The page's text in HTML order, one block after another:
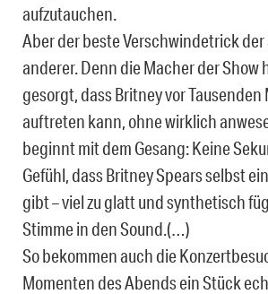
aufzutauchen.
Aber der beste Verschwindetrick der
anderer. Denn die Macher der Show
gesorgt, dass Britney vor Tausenden
auftreten kann, ohne wirklich
beginnt mit dem Gesang: Keine
Gefühl, dass Britney Spears selbst
gibt – viel zu glatt und synthetisch
Stimme in den Sound.(…)
So bekommen auch die
Momenten des Abends ein Stück